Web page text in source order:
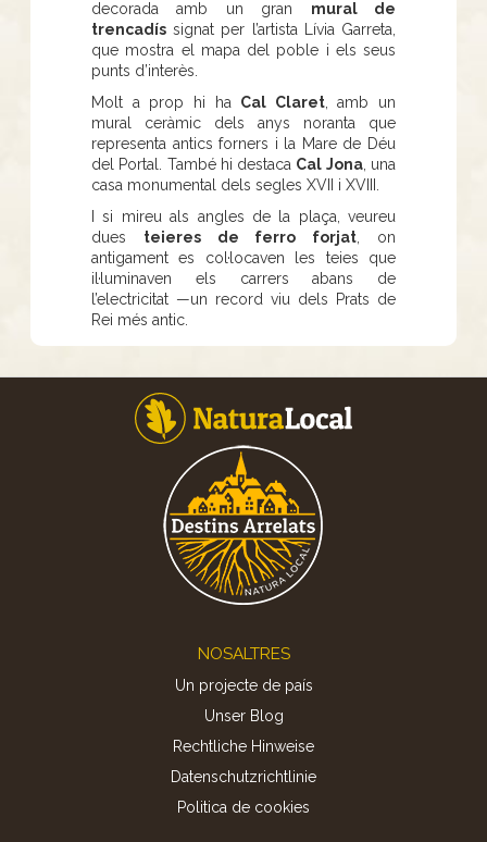
decorada amb un gran mural de
trencadís signat per l’artista Lívia Garreta,
que mostra el mapa del poble i els seus
punts d’interès.
Molt a prop hi ha Cal Claret, amb un
mural ceràmic dels anys noranta que
representa antics forners i la Mare de Déu
del Portal. També hi destaca Cal Jona, una
casa monumental dels segles XVII i XVIII.
I si mireu als angles de la plaça, veureu
dues teieres de ferro forjat , on
antigament es col·locaven les teies que
il·luminaven els carrers abans de
l’electricitat —un record viu dels Prats de
Rei més antic.
NOSALTRES
Un projecte de país
Unser Blog
Rechtliche Hinweise
Datenschutzrichtlinie
Politica de cookies